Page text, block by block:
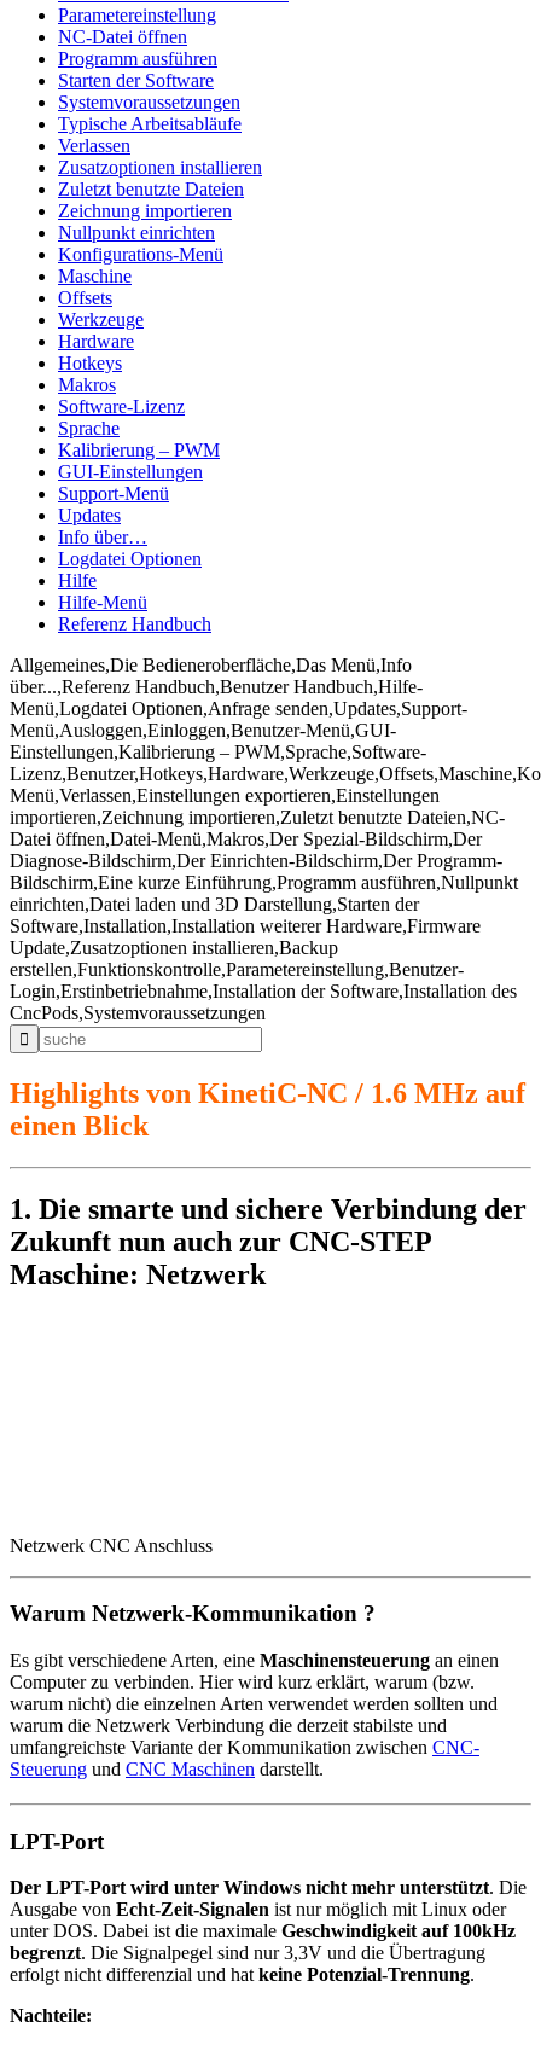
Parametereinstellung
NC-Datei öffnen
Programm ausführen
Starten der Software
Systemvoraussetzungen
Typische Arbeitsabläufe
Verlassen
Zusatzoptionen installieren
Zuletzt benutzte Dateien
Zeichnung importieren
Nullpunkt einrichten
Konfigurations-Menü
Maschine
Offsets
Werkzeuge
Hardware
Hotkeys
Makros
Software-Lizenz
Sprache
Kalibrierung – PWM
GUI-Einstellungen
Support-Menü
Updates
Info über…
Logdatei Optionen
Hilfe
Hilfe-Menü
Referenz Handbuch
Allgemeines,Die Bedieneroberfläche,Das Menü,Info
über...,Referenz Handbuch,Benutzer Handbuch,Hilfe-
Menü,Logdatei Optionen,Anfrage senden,Updates,Support-
Menü,Ausloggen,Einloggen,Benutzer-Menü,GUI-
Einstellungen,Kalibrierung – PWM,Sprache,Software-
Menü,Verlassen,Einstellungen exportieren,Einstellungen
importieren,Zeichnung importieren,Zuletzt benutzte Dateien,NC-
Datei öffnen,Datei-Menü,Makros,Der Spezial-Bildschirm,Der
Diagnose-Bildschirm,Der Einrichten-Bildschirm,Der Programm-
Bildschirm,Eine kurze Einführung,Programm ausführen,Nullpunkt
einrichten,Datei laden und 3D Darstellung,Starten der
Software,Installation,Installation weiterer Hardware,Firmware
Update,Zusatzoptionen installieren,Backup
erstellen,Funktionskontrolle,Parametereinstellung,Benutzer-
Login,Erstinbetriebnahme,Installation der Software,Installation des
CncPods,Systemvoraussetzungen
Highlights von KinetiC-NC / 1.6 MHz auf
einen Blick
1. Die smarte und sichere Verbindung der
Zukunft nun auch zur CNC-STEP
Maschine: Netzwerk
Netzwerk CNC Anschluss
Warum Netzwerk-Kommunikation ?
Es gibt verschiedene Arten, eine Maschinensteuerung an einen
Computer zu verbinden. Hier wird kurz erklärt, warum (bzw.
warum nicht) die einzelnen Arten verwendet werden sollten und
warum die Netzwerk Verbindung die derzeit stabilste und
umfangreichste Variante der Kommunikation zwischen CNC-
Steuerung und CNC Maschinen darstellt.
LPT-Port
Der LPT-Port wird unter Windows nicht mehr unterstützt. Die
Ausgabe von Echt-Zeit-Signalen ist nur möglich mit Linux oder
unter DOS. Dabei ist die maximale Geschwindigkeit auf 100kHz
begrenzt. Die Signalpegel sind nur 3,3V und die Übertragung
erfolgt nicht differenzial und hat keine Potenzial-Trennung.
Nachteile: